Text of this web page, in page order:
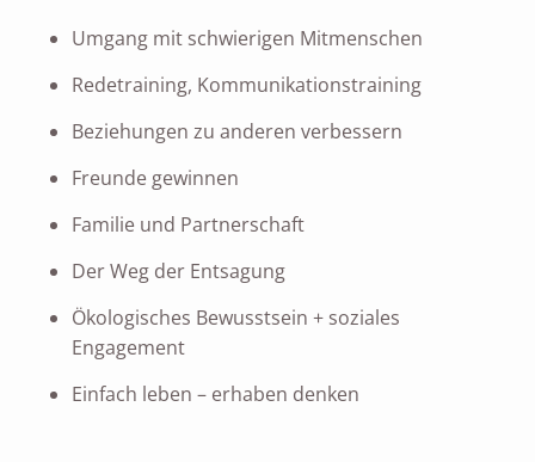
Umgang mit schwierigen Mitmenschen
Redetraining, Kommunikationstraining
Beziehungen zu anderen verbessern
Freunde gewinnen
Familie und Partnerschaft
Der Weg der Entsagung
Ökologisches Bewusstsein + soziales
Engagement
Einfach leben – erhaben denken